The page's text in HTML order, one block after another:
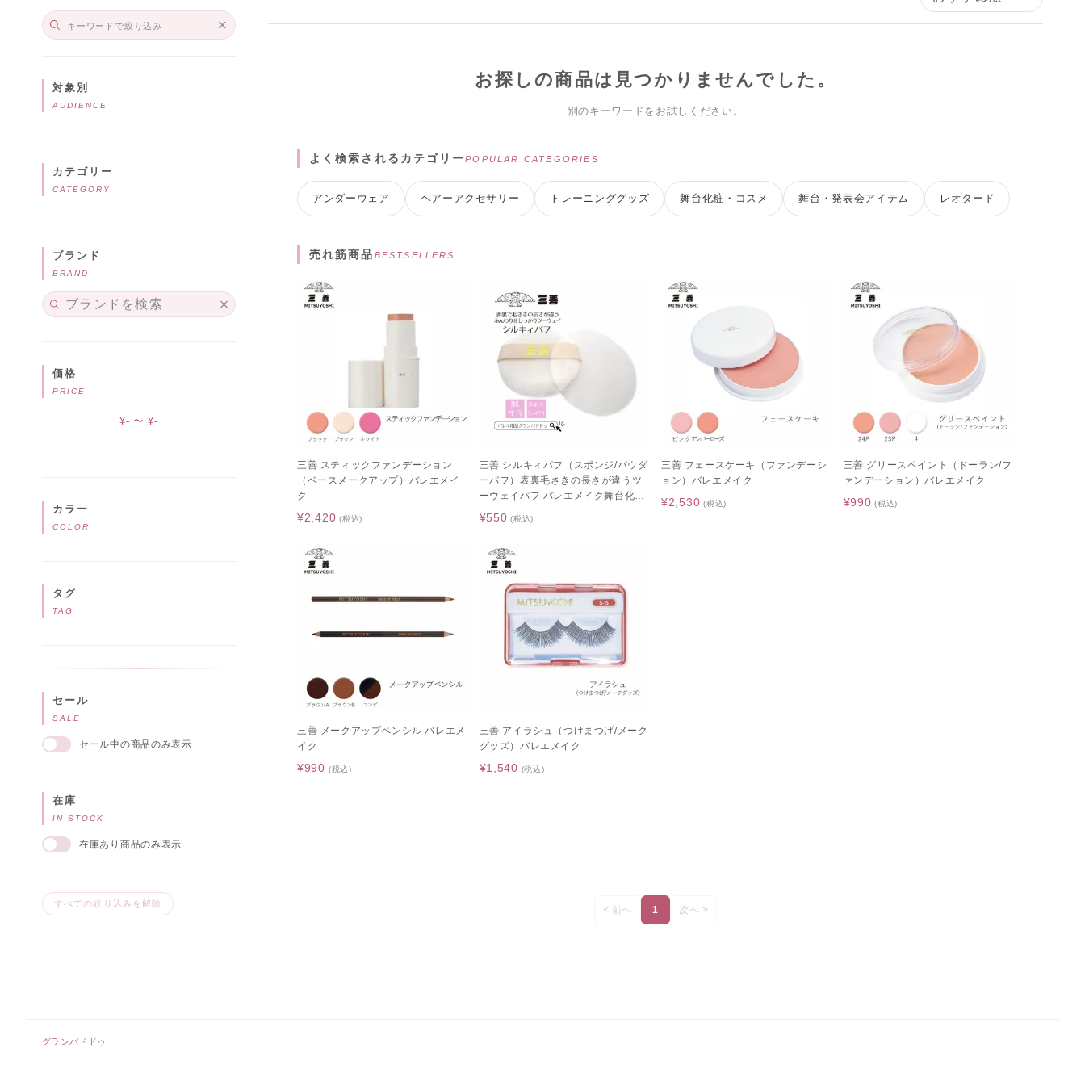
対象別
AUDIENCE
カテゴリー
CATEGORY
ブランド
BRAND
価格
PRICE
¥- 〜 ¥-
カラー
COLOR
タグ
TAG
セール
SALE
セール中の商品のみ表示
在庫
IN STOCK
在庫あり商品のみ表示
すべての絞り込みを解除
お探しの商品は見つかりませんでした。
別のキーワードをお試しください。
よく検索されるカテゴリーPOPULAR CATEGORIES
アンダーウェア ヘアーアクセサリー トレーニンググッズ 舞台化粧・コスメ 舞台・発表会アイテム レオタード
売れ筋商品 BESTSELLERS
三善 スティックファンデーション
（ベースメークアップ）バレエメイ
ク
¥2,420 (税込)
三善 シルキィパフ（スポンジ/パウダ
ーパフ）表裏毛さきの長さが違うツ
ーウェイパフ バレエメイク舞台化粧
¥550 (税込)
三善 フェースケーキ（ファンデーシ
ョン）バレエメイク
¥2,530 (税込)
三善 グリースペイント（ドーラン/フ
ァンデーション）バレエメイク
¥990 (税込)
三善 メークアップペンシル バレエメ
イク
¥990 (税込)
三善 アイラシュ（つけまつげ/メーク
グッズ）バレエメイク
¥1,540 (税込)
< 前へ 1 次へ >
グランパドドゥ